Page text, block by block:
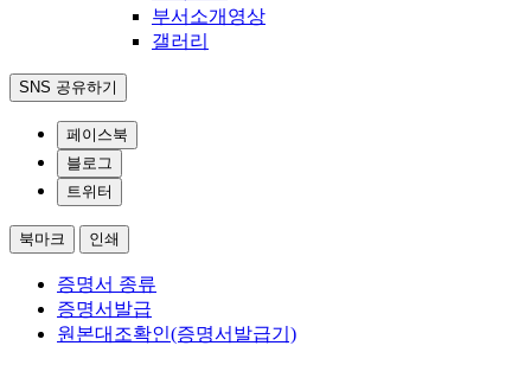
부서소개영상
갤러리
SNS 공유하기
페이스북
블로그
트위터
북마크 인쇄
증명서 종류
증명서발급
원본대조확인(증명서발급기)